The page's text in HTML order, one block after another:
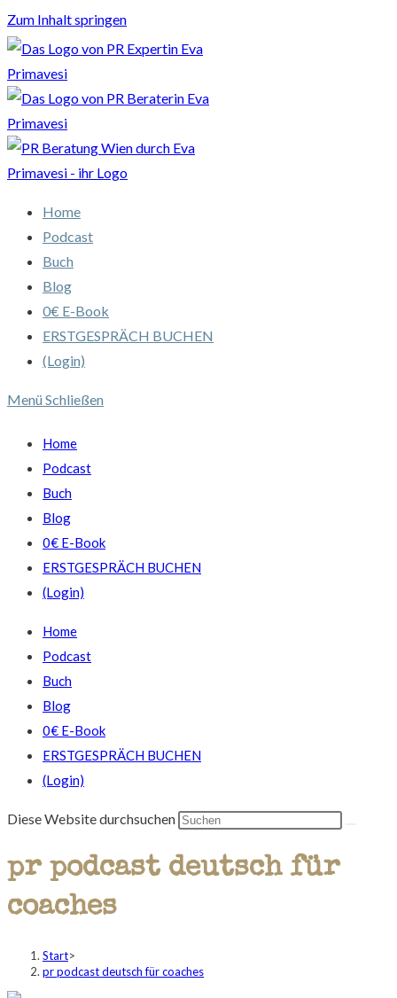
Zum Inhalt springen
Home
Podcast
Buch
Blog
0€ E-Book
ERSTGESPRÄCH BUCHEN
(Login)
Menü Schließen
Home
Podcast
Buch
Blog
0€ E-Book
ERSTGESPRÄCH BUCHEN
(Login)
Home
Podcast
Buch
Blog
0€ E-Book
ERSTGESPRÄCH BUCHEN
(Login)
Diese Website durchsuchen
pr podcast deutsch für
coaches
Start>
pr podcast deutsch für coaches